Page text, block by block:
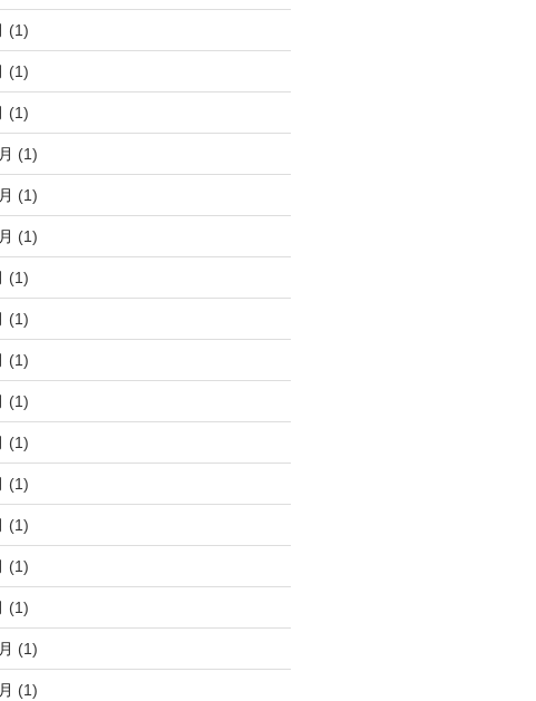
(1)
(1)
(1)
(1)
(1)
(1)
(1)
(1)
(1)
(1)
(1)
(1)
(1)
(1)
(1)
(1)
(1)